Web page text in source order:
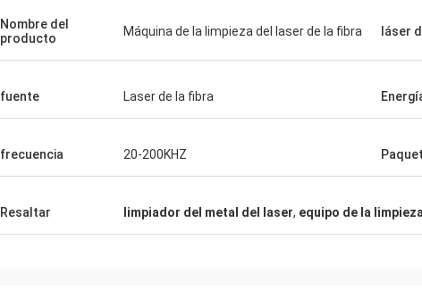
La máquina mira robusto… construida
bien. ¡como ella!
son bien
Nombre del
producto
Máquina de la limpieza del laser de la fibra láser
fuente Laser de la fibra
frecuencia 20-200KHZ
Resaltar limpiador del metal del laser, equipo de la